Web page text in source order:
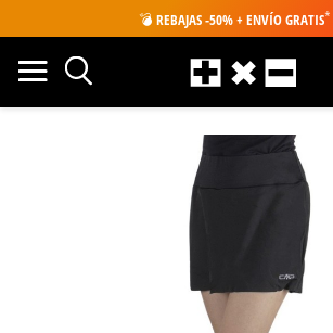
💣 REBAJAS -50% + ENVÍO GRATIS*